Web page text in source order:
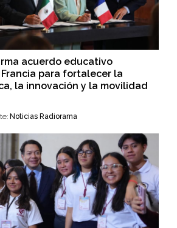
acuerdo educativo
para fortalecer la
la innovación y la movilidad
Noticias Radiorama